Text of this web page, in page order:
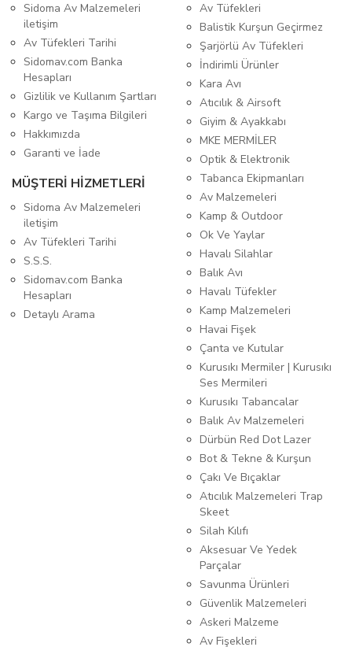
Sidoma Av Malzemeleri
iletişim
Av Tüfekleri Tarihi
Sidomav.com Banka
Hesapları
Gizlilik ve Kullanım Şartları
Kargo ve Taşıma Bilgileri
Hakkımızda
Garanti ve İade
MÜŞTERİ HİZMETLERİ
Sidoma Av Malzemeleri
iletişim
Av Tüfekleri Tarihi
S.S.S.
Sidomav.com Banka
Hesapları
Detaylı Arama
Av Tüfekleri
Balistik Kurşun Geçirmez
Şarjörlü Av Tüfekleri
İndirimli Ürünler
Kara Avı
Atıcılık & Airsoft
Giyim & Ayakkabı
MKE MERMİLER
Optik & Elektronik
Tabanca Ekipmanları
Av Malzemeleri
Kamp & Outdoor
Ok Ve Yaylar
Havalı Silahlar
Balık Avı
Havalı Tüfekler
Kamp Malzemeleri
Havai Fişek
Çanta ve Kutular
Kurusıkı Mermiler | Kurusıkı
Ses Mermileri
Kurusıkı Tabancalar
Balık Av Malzemeleri
Dürbün Red Dot Lazer
Bot & Tekne & Kurşun
Çakı Ve Bıçaklar
Atıcılık Malzemeleri Trap
Skeet
Silah Kılıfı
Aksesuar Ve Yedek
Parçalar
Savunma Ürünleri
Güvenlik Malzemeleri
Askeri Malzeme
Av Fişekleri